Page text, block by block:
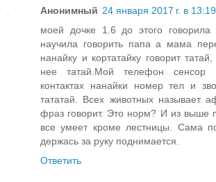
Анонимный 24 января 2017 г. в 13:19
моей дочке 1.6 до этого
научила говорить папа а мама
нанайку и кортатайку говорит
нее татай.Мой телефон сенсор
контактах нанайки номер тел и
тататай. Всех животных называет
фраз говорит. Это норм? И из выше
все умеет кроме лестницы. Сама
держась за руку поднимается.
Ответить